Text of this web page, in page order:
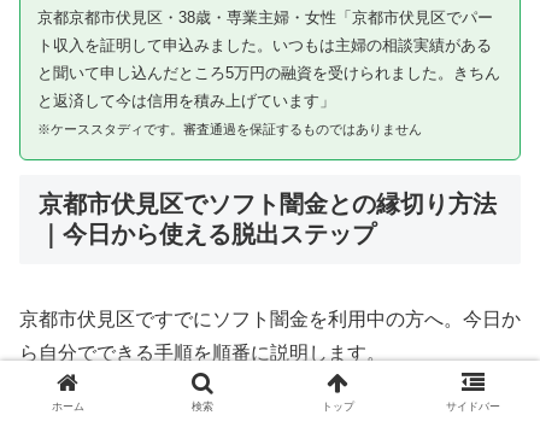
京都京都市伏見区・38歳・専業主婦・女性「京都市伏見区でパー
ト収入を証明して申込みました。いつもは主婦の相談実績がある
と聞いて申し込んだところ5万円の融資を受けられました。きちん
と返済して今は信用を積み上げています」
※ケーススタディです。審査通過を保証するものではありません
京都市伏見区でソフト闇金との縁切り方法
｜今日から使える脱出ステップ
京都市伏見区ですでにソフト闇金を利用中の方へ。今日か
ら自分でできる手順を順番に説明します。
ホーム 検索 トップ サイドバー